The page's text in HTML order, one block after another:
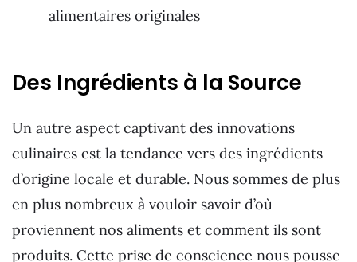
alimentaires originales
Des Ingrédients à la Source
Un autre aspect captivant des innovations
culinaires est la tendance vers des ingrédients
d’origine locale et durable. Nous sommes de plus
en plus nombreux à vouloir savoir d’où
proviennent nos aliments et comment ils sont
produits. Cette prise de conscience nous pousse